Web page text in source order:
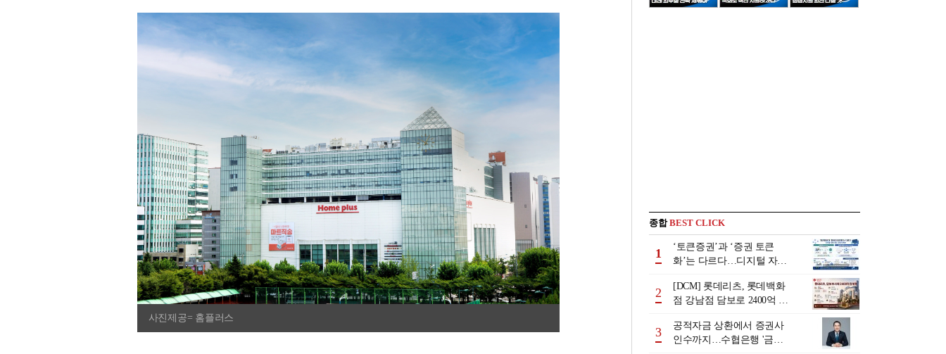
사진제공= 홈플러스
종합BEST CLICK
1
‘토큰증권’과 ‘증권 토큰
화’는 다르다…디지털 자본
2
[DCM] 롯데리츠, 롯데백화
점 강남점 담보로 2400억 조
3
공적자금 상환에서 증권사
인수까지…수협은행 '금융